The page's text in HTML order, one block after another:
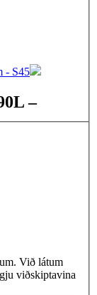
–
Við látum
viðskiptavina